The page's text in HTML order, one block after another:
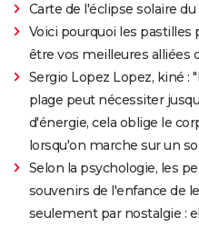
Carte de l'éclipse solaire du
Voici pourquoi les pastilles
être vos meilleures alliées
Sergio Lopez Lopez, kiné :
plage peut nécessiter
d'énergie, cela oblige le
lorsqu'on marche sur un
Selon la psychologie, les
souvenirs de l'enfance de
seulement par nostalgie :